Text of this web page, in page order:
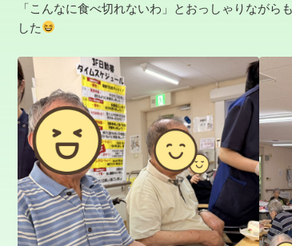
「こんなに食べ切れないわ」とおっしゃりながら
した